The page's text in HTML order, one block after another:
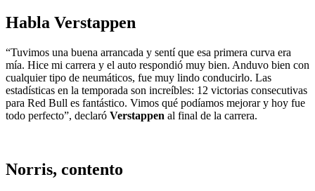
Habla Verstappen
“Tuvimos una buena arrancada y sentí que esa primera curva era
mía. Hice mi carrera y el auto respondió muy bien. Anduvo bien con
cualquier tipo de neumáticos, fue muy lindo conducirlo. Las
estadísticas en la temporada son increíbles: 12 victorias consecutivas
para Red Bull es fantástico. Vimos qué podíamos mejorar y hoy fue
todo perfecto”, declaró Verstappen al final de la carrera.
Norris, contento